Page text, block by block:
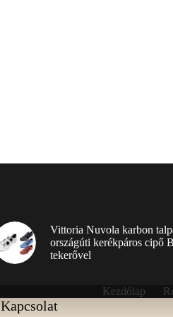
Vittoria Nuvola karbon
országúti kerékpáros cipő
tekerővel
Kezdőlap
Kapcsolat